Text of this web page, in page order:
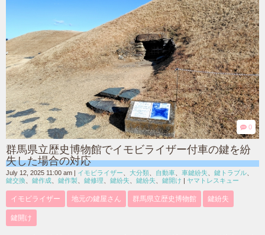
0
群馬県立歴史博物館でイモビライザー付車の鍵を紛
失した場合の対応
July 12, 2025 11:00 am イモビライザー、 大分類、 自動車、 車鍵紛失、 鍵トラブル、
鍵交換、 鍵作成、 鍵作製、 鍵修理、 鍵紛失、 鍵紛失、 鍵開け ヤマトレスキュー
イモビライザー 地元の鍵屋さん 群馬県立歴史博物館 鍵紛失
鍵開け